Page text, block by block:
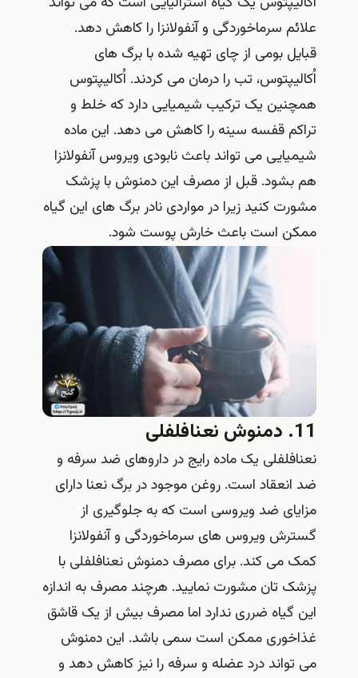
علائم سرماخوردگی و آنفولانزا را کاهش دهد.
قبایل بومی از چای تهیه شده با برگ های
اُکالیپتوس، تب را درمان می کردند. اُکالیپتوس
همچنین یک ترکیب شیمیایی دارد که خلط و
تراکم قفسه سینه را کاهش می دهد. این ماده
شیمیایی می تواند باعث نابودی ویروس آنفولانزا
هم بشود. قبل از مصرف این دمنوش با پزشک
مشورت کنید زیرا در مواردی نادر برگ های این گیاه
ممکن است باعث خارش پوست شود.
11. دمنوش نعنافلفلی
نعنافلفلی یک ماده رایج در داروهای ضد سرفه و
ضد انعقاد است. روغن موجود در برگ نعنا دارای
مزایای ضد ویروسی است که به جلوگیری از
گسترش ویروس های سرماخوردگی و آنفولانزا
کمک می کند. برای مصرف دمنوش نعنافلفلی با
پزشک تان مشورت نمایید. هرچند مصرف به اندازه
این گیاه ضرری ندارد اما مصرف بیش از یک قاشق
غذاخوری ممکن است سمی باشد. این دمنوش
می تواند درد عضله و سرفه را نیز کاهش دهد و